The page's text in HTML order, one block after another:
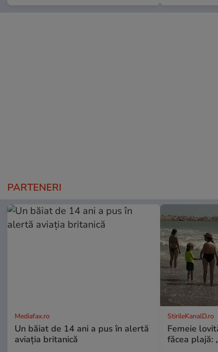
PARTENERI
Mediafax.ro
Un băiat de 14 ani a pus în alertă
aviația britanică
StirileKanalD.ro
Femeie
făcea plajă: